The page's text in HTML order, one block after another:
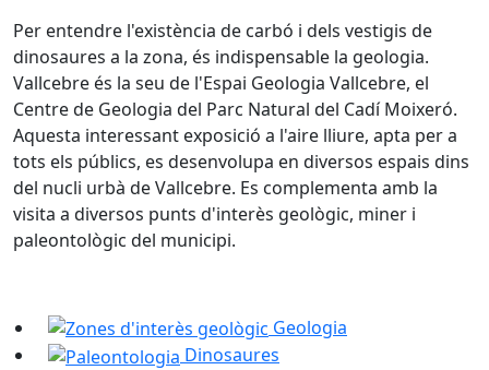
Per entendre l'existència de carbó i dels vestigis de
dinosaures a la zona, és indispensable la geologia.
Vallcebre és la seu de l'Espai Geologia Vallcebre, el
Centre de Geologia del Parc Natural del Cadí Moixeró.
Aquesta interessant exposició a l'aire lliure, apta per a
tots els públics, es desenvolupa en diversos espais dins
del nucli urbà de Vallcebre. Es complementa amb la
visita a diversos punts d'interès geològic, miner i
paleontològic del municipi.
Geologia
Dinosaures